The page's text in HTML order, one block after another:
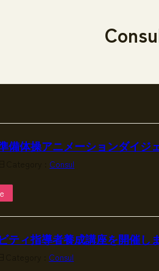
備体操アニメーションダイジ
Consul
ティ指導者養成講座を開催し
Consul